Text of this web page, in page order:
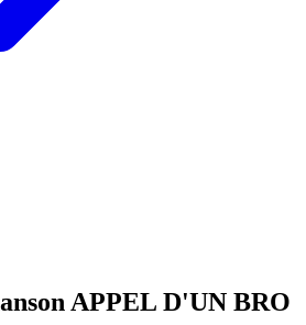
APPEL D'UN BRO